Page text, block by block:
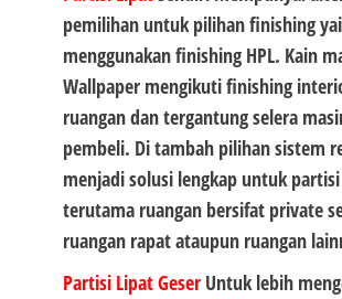
pemilihan untuk pilihan finishing
menggunakan finishing HPL. Kain
Wallpaper mengikuti finishing
ruangan dan tergantung selera
pembeli. Di tambah pilihan sistem
menjadi solusi lengkap untuk
terutama ruangan bersifat private
ruangan rapat ataupun ruangan
Partisi Lipat GeserUntuk lebih